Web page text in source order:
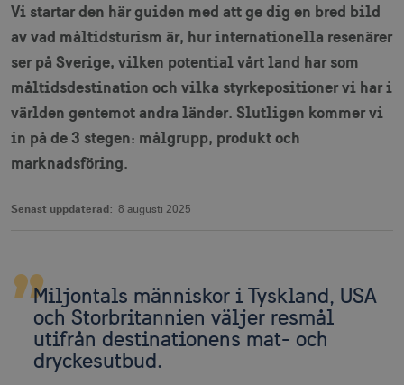
Vi startar den här guiden med att ge dig en bred bild
av vad måltidsturism är, hur internationella resenärer
ser på Sverige, vilken potential vårt land har som
måltidsdestination och vilka styrkepositioner vi har i
världen gentemot andra länder. Slutligen kommer vi
in på de 3 stegen: målgrupp, produkt och
marknadsföring.
Senast uppdaterad: 8 augusti 2025
Miljontals människor i Tyskland, USA
och Storbritannien väljer resmål
utifrån destinationens mat- och
dryckesutbud.